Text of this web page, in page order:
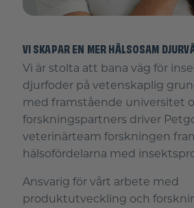
VI SKAPAR EN MER HÄLSOSAM
Vi är stolta att bana väg för
djurfoder på vetenskaplig
med framstående universitet
forskningspartners driver
veterinärteam forskningen
hälsofördelarna med
Ansvarig för vårt arbete med
produktutveckling och